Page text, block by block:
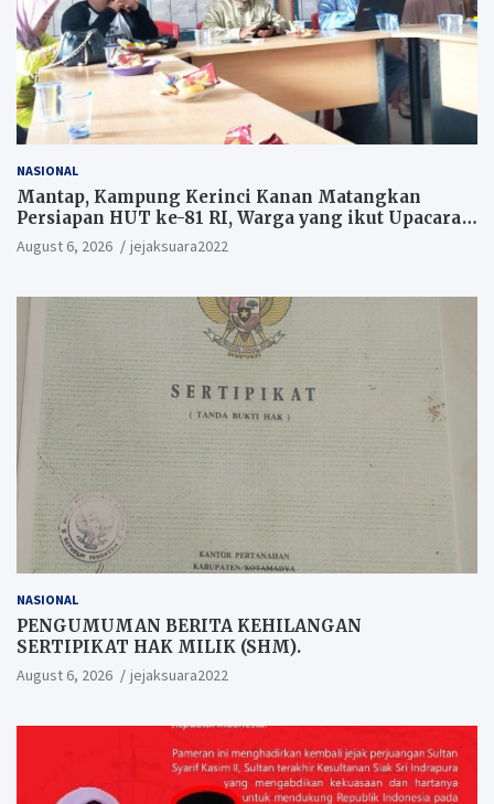
NASIONAL
Mantap, Kampung Kerinci Kanan Matangkan
Persiapan HUT ke-81 RI, Warga yang ikut Upacara
Berkesempatan Raih Hadiah
August 6, 2026 jejaksuara2022
NASIONAL
PENGUMUMAN BERITA KEHILANGAN
SERTIPIKAT HAK MILIK (SHM).
August 6, 2026 jejaksuara2022